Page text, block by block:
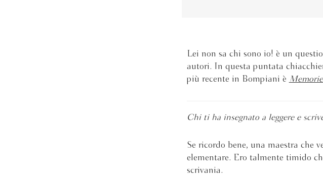
Lei non sa chi sono io! è un
autori. In questa puntata
più recente in Bompiani è
Chi ti ha insegnato a leggere e
Se ricordo bene, una maestra che
elementare. Ero talmente timido
scrivania.